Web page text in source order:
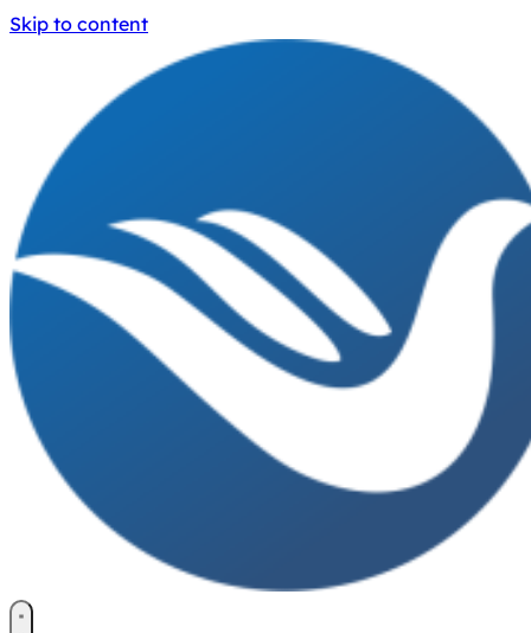
Skip to content